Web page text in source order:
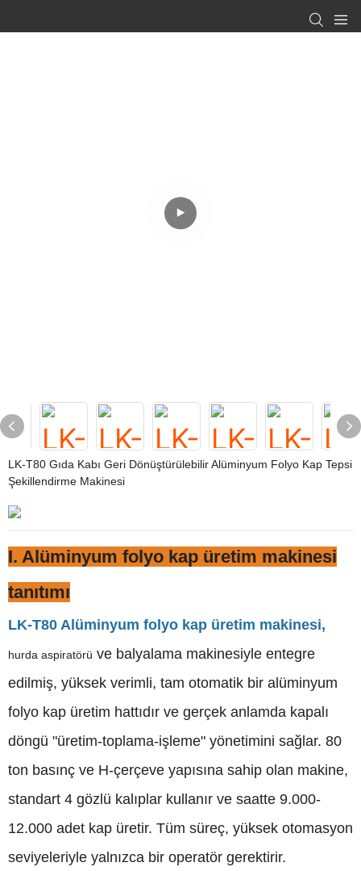
LK-T80 Gıda Kabı Geri Dönüştürülebilir Alüminyum Folyo Kap Tepsi
Şekillendirme Makinesi
I. Alüminyum folyo kap üretim makinesi
tanıtımı
LK-T80 Alüminyum folyo kap üretim makinesi,
hurda aspiratörü ve balyalama makinesiyle entegre
edilmiş, yüksek verimli, tam otomatik bir alüminyum
folyo kap üretim hattıdır ve gerçek anlamda kapalı
döngü "üretim-toplama-işleme" yönetimini sağlar. 80
ton basınç ve H-çerçeve yapısına sahip olan makine,
standart 4 gözlü kalıplar kullanır ve saatte 9.000-
12.000 adet kap üretir. Tüm süreç, yüksek otomasyon
seviyeleriyle yalnızca bir operatör gerektirir.